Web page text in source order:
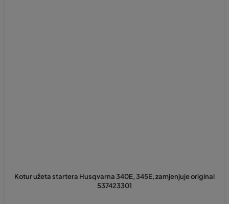
Kotur užeta startera Husqvarna 340E, 345E, zamjenjuje original
537423301